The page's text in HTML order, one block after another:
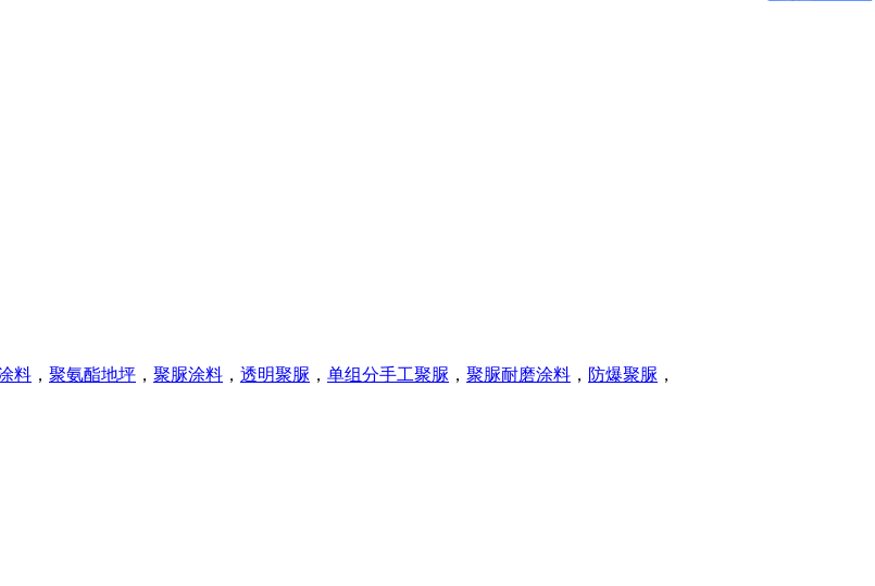
料 ， 聚氨酯地坪 ， 聚脲涂料 ， 透明聚脲 ， 单组分手工聚脲 ， 聚脲耐磨涂料 ， 防爆聚脲 ，